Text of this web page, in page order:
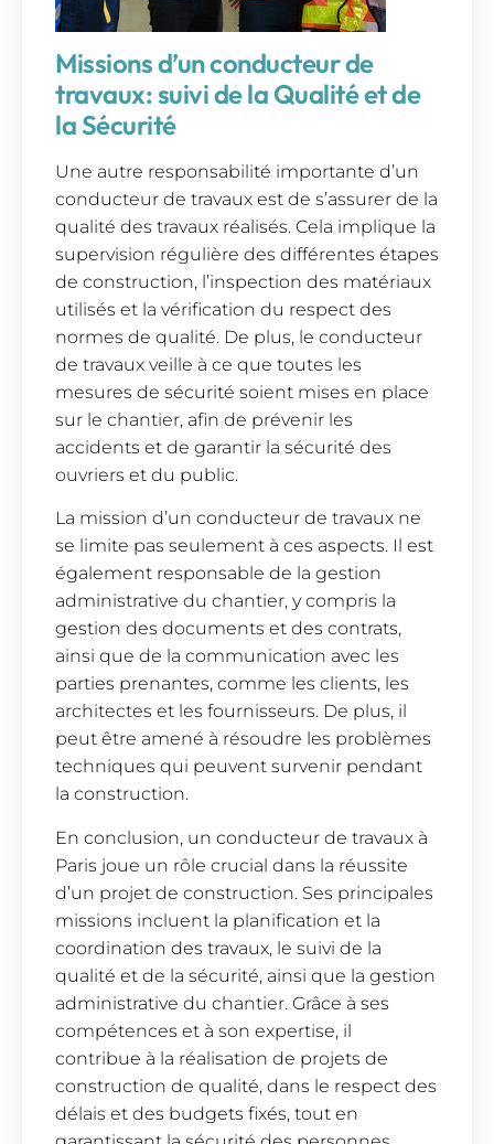
Missions d’un conducteur de
travaux: suivi de la Qualité et de
la Sécurité
Une autre responsabilité importante d’un
conducteur de travaux est de s’assurer de la
qualité des travaux réalisés. Cela implique la
supervision régulière des différentes étapes
de construction, l’inspection des matériaux
utilisés et la vérification du respect des
normes de qualité. De plus, le conducteur
de travaux veille à ce que toutes les
mesures de sécurité soient mises en place
sur le chantier, afin de prévenir les
accidents et de garantir la sécurité des
ouvriers et du public.
La mission d’un conducteur de travaux ne
se limite pas seulement à ces aspects. Il est
également responsable de la gestion
administrative du chantier, y compris la
gestion des documents et des contrats,
ainsi que de la communication avec les
parties prenantes, comme les clients, les
architectes et les fournisseurs. De plus, il
peut être amené à résoudre les problèmes
techniques qui peuvent survenir pendant
la construction.
En conclusion, un conducteur de travaux à
Paris joue un rôle crucial dans la réussite
d’un projet de construction. Ses principales
missions incluent la planification et la
coordination des travaux, le suivi de la
qualité et de la sécurité, ainsi que la gestion
administrative du chantier. Grâce à ses
compétences et à son expertise, il
contribue à la réalisation de projets de
construction de qualité, dans le respect des
délais et des budgets fixés, tout en